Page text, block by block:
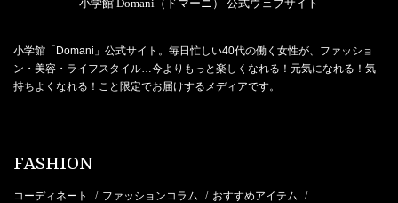
小学館 Domani（ドマーニ） 公式ウェブサイト
小学館「Domani」公式サイト。毎日忙しい40代の働く女性が、ファッショ
ン・美容・ライフスタイル…今よりもっと楽しくなれる！元気になれる！気
持ちよくなれる！こと限定でお届けするメディアです。
FASHION
コーディネート / ファッションコラム / おすすめアイテム /